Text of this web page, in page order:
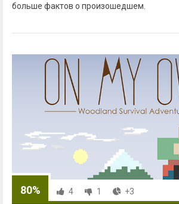
больше фактов о произошедшем.
80% 4 1 +3